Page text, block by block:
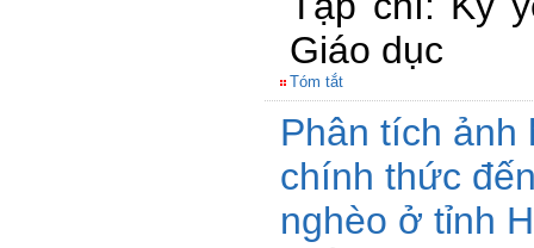
Giáo dục
Tóm tắt
Phân tích
chính thức
nghèo ở tỉnh